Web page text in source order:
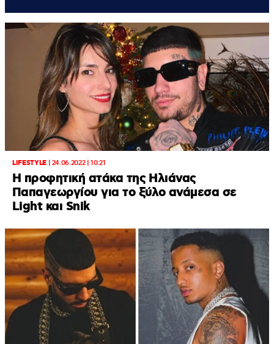
LIFESTYLE| 24.06.2022 | 10:21
Η προφητική ατάκα της Ηλιάνας
Παπαγεωργίου για το ξύλο ανάμεσα σε
Light και Snik